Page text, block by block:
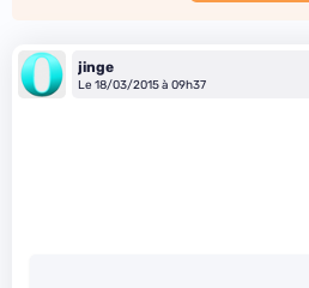
jinge
Le 18/03/2015 à 09h37